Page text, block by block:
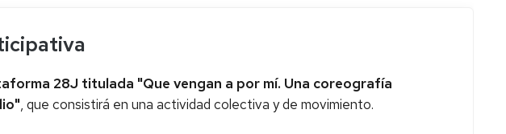
28J titulada "Que vengan a por mí. Una coreografía
, que consistirá en una actividad colectiva y de movimiento.